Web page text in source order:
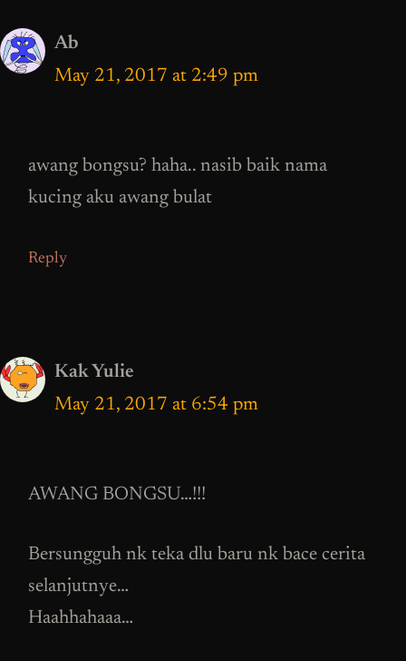
Ab
May 21, 2017 at 2:49 pm
awang bongsu? haha.. nasib baik nama
kucing aku awang bulat
Reply
Kak Yulie
May 21, 2017 at 6:54 pm
AWANG BONGSU…!!!
Bersungguh nk teka dlu baru nk bace cerita
selanjutnye…
Haahhahaaa…